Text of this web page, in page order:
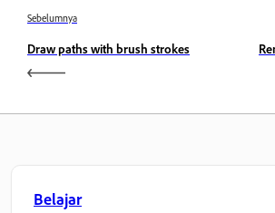
Sebelumnya
Draw paths with brush strokes
Belajar